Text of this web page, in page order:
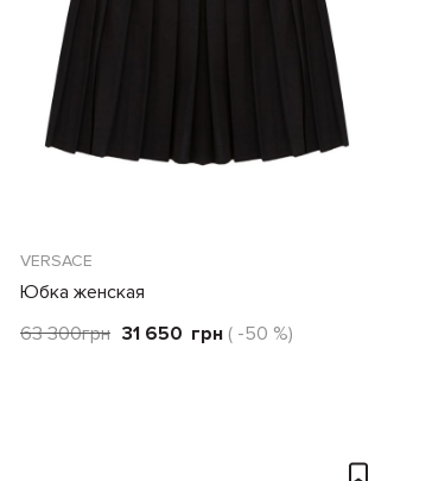
VERSACE
Юбка женская
63 300грн 31 650 грн ( -50 %)